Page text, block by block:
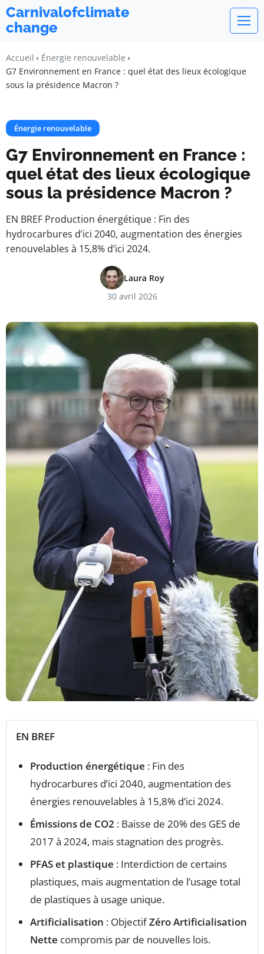
Carnivalofclimate
change
Accueil
Énergie renouvelable
G7 Environnement en France : quel état des lieux écologique
sous la présidence Macron ?
Énergie renouvelable
G7 Environnement en France :
quel état des lieux écologique
sous la présidence Macron ?
EN BREF Production énergétique : Fin des
hydrocarbures d’ici 2040, augmentation des énergies
renouvelables à 15,8% d’ici 2024.
Laura Roy
30 avril 2026
EN BREF
Production énergétique : Fin des
hydrocarbures d’ici 2040, augmentation des
énergies renouvelables à 15,8% d’ici 2024.
Émissions de CO2 : Baisse de 20% des GES de
2017 à 2024, mais stagnation des progrès.
PFAS et plastique : Interdiction de certains
plastiques, mais augmentation de l’usage total
de plastiques à usage unique.
Artificialisation : ObjectifZéro Artificialisation
Nette compromis par de nouvelles lois.